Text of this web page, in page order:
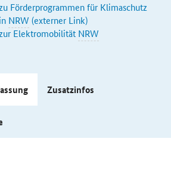
Förderprogrammen für Klimaschutz
NRW (externer Link)
Elektromobilität NRW
Zusatzinfos